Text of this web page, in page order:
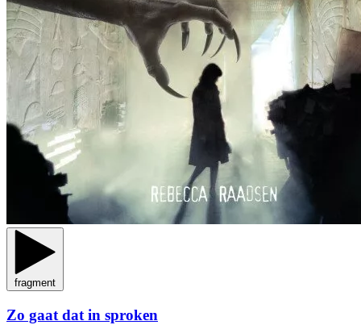
fragment
Zo gaat dat in sproken